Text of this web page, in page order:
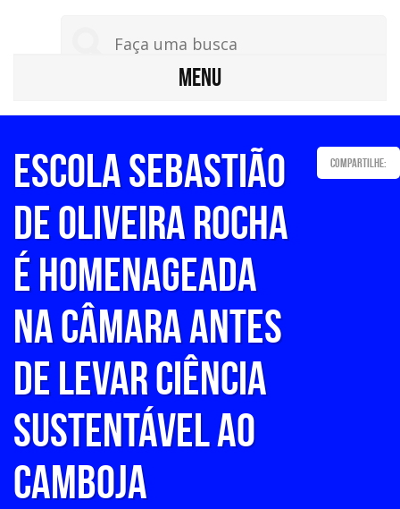
MENU
Escola Sebastião
de Oliveira Rocha
é homenageada
na Câmara antes
de levar ciência
sustentável ao
Camboja
Compartilhe: